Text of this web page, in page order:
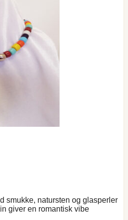
smukke, natursten og glasperler
giver en romantisk vibe